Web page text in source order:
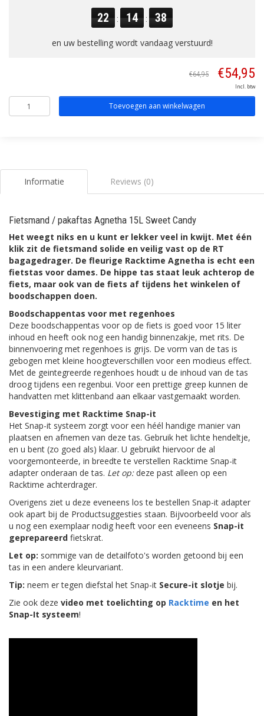
22 : 14 : 37
en uw bestelling wordt vandaag verstuurd!
€64,95 €54,95
Incl. btw
Toevoegen aan winkelwagen
Informatie Reviews (0)
Fietsmand / pakaftas Agnetha 15L Sweet Candy
Het weegt niks en u kunt er lekker veel in kwijt. Met één
klik zit de fietsmand solide en veilig vast op de RT
bagagedrager. De fleurige Racktime Agnetha is echt een
fietstas voor dames. De hippe tas staat leuk achterop de
fiets, maar ook van de fiets af tijdens het winkelen of
boodschappen doen.
Boodschappentas voor met regenhoes
Deze boodschappentas voor op de fiets is goed voor 15 liter
inhoud en heeft ook nog een handig binnenzakje, met rits. De
binnenvoering met regenhoes is grijs. De vorm van de tas is
gebogen met kleine hoogteverschillen voor een modieus effect.
Met de geintegreerde regenhoes houdt u de inhoud van de tas
droog tijdens een regenbui. Voor een prettige greep kunnen de
handvatten met klittenband aan elkaar vastgemaakt worden.
Bevestiging met Racktime Snap-it
Het Snap-it systeem zorgt voor een héél handige manier van
plaatsen en afnemen van deze tas. Gebruik het lichte hendeltje,
en u bent (zo goed als) klaar. U gebruikt hiervoor de al
voorgemonteerde, in breedte te verstellen Racktime Snap-it
adapter onderaan de tas. Let op:deze past alleen op een
Racktime achterdrager.
Overigens ziet u deze eveneens los te bestellen Snap-it adapter
ook apart bij de Productsuggesties staan. Bijvoorbeeld voor als
u nog een exemplaar nodig heeft voor een eveneens Snap-it
geprepareerd fietskrat.
Let op: sommige van de detailfoto's worden getoond bij een
tas in een andere kleurvariant.
Tip: neem er tegen diefstal het Snap-it Secure-it slotje bij.
Zie ook deze video met toelichting op Racktime en het
Snap-It systeem!